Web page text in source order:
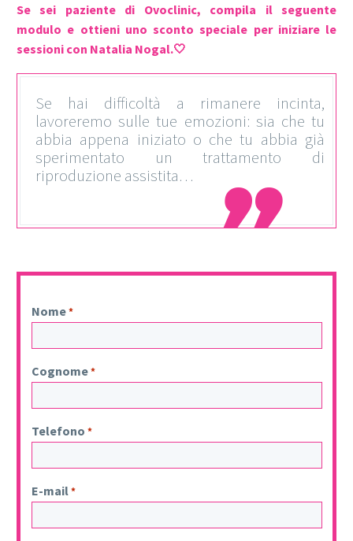
Se sei paziente di Ovoclinic, compila il seguente
modulo e ottieni uno sconto speciale per iniziare le
sessioni con Natalia Nogal.🤍
Se hai difficoltà a rimanere incinta,
lavoreremo sulle tue emozioni: sia che tu
abbia appena iniziato o che tu abbia già
sperimentato un trattamento di
riproduzione assistita…

Nome*
Cognome*
Telefono *
E-mail*